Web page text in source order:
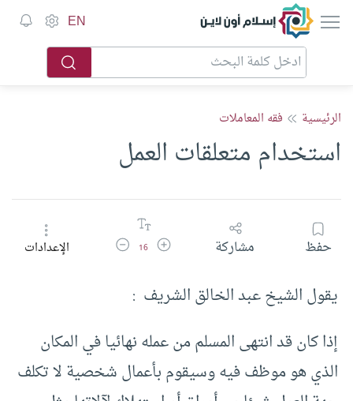
إسلام أون لاين EN
الرئيسية فقه المعاملات
استخدام متعلقات العمل
حفظ مشاركة زيادة حجم الخط
16 تقليل حجم الخطالإعدادات
يقول الشيخ عبد الخالق الشريف :
إذا كان قد انتهى المسلم من عمله نهائيا في المكان
الذي هو موظف فيه وسيقوم بأعمال شخصية لا تكلف